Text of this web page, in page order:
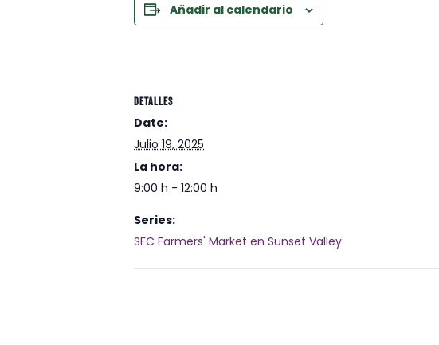
Añadir al calendario
DETALLES
Date:
Julio 19, 2025
La hora:
9:00 h - 12:00 h
Series:
SFC Farmers' Market en Sunset Valley